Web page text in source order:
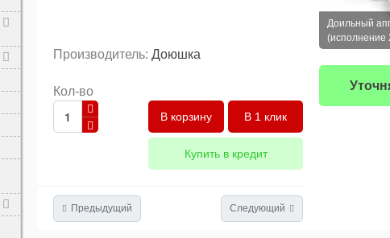
Производитель: Доюшка
Кол-во
В 1 клик
Купить в кредит
Предыдущий Следующий
Доильный
(исполнение